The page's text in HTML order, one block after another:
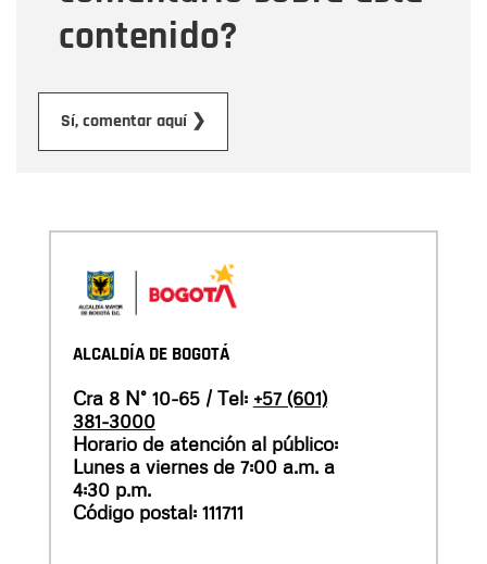
contenido?
Sí, comentar aquí ❯
ALCALDÍA DE BOGOTÁ
Cra 8 N° 10-65 / Tel: +57 (601)
381-3000
Horario de atención al público:
Lunes a viernes de 7:00 a.m. a
4:30 p.m.
Código postal: 111711